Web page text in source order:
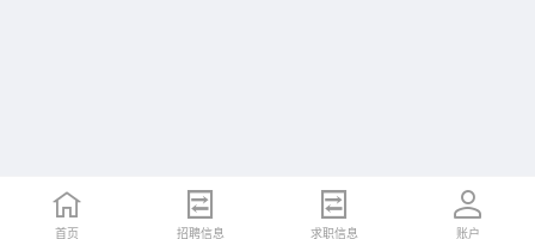
首页 招聘信息 求职信息 账户